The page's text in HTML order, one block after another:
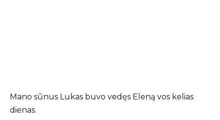
Mano sūnus Lukas buvo vedęs Eleną vos kelias
dienas.